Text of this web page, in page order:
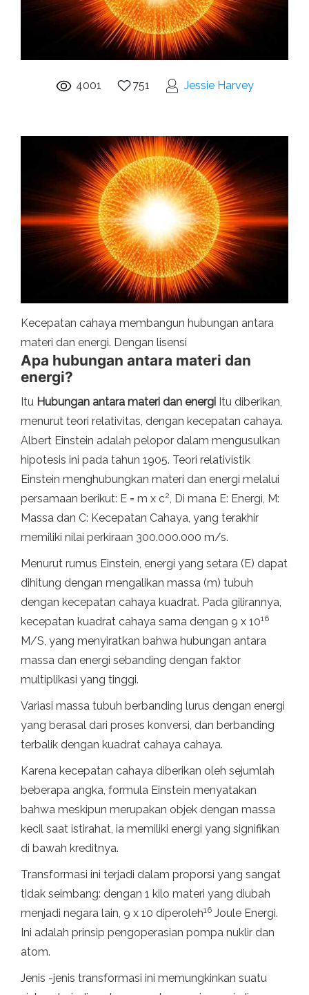
4001 751 Jessie Harvey
Kecepatan cahaya membangun hubungan antara
materi dan energi. Dengan lisensi
Apa hubungan antara materi dan
energi?
Itu Hubungan antara materi dan energi Itu diberikan,
menurut teori relativitas, dengan kecepatan cahaya.
Albert Einstein adalah pelopor dalam mengusulkan
hipotesis ini pada tahun 1905. Teori relativistik
Einstein menghubungkan materi dan energi melalui
persamaan berikut: E = m x c2, Di mana E: Energi, M:
Massa dan C: Kecepatan Cahaya, yang terakhir
memiliki nilai perkiraan 300.000.000 m/s.
Menurut rumus Einstein, energi yang setara (E) dapat
dihitung dengan mengalikan massa (m) tubuh
dengan kecepatan cahaya kuadrat. Pada gilirannya,
kecepatan kuadrat cahaya sama dengan 9 x 1016
M/S, yang menyiratkan bahwa hubungan antara
massa dan energi sebanding dengan faktor
multiplikasi yang tinggi.
Variasi massa tubuh berbanding lurus dengan energi
yang berasal dari proses konversi, dan berbanding
terbalik dengan kuadrat cahaya cahaya.
Karena kecepatan cahaya diberikan oleh sejumlah
beberapa angka, formula Einstein menyatakan
bahwa meskipun merupakan objek dengan massa
kecil saat istirahat, ia memiliki energi yang signifikan
di bawah kreditnya.
Transformasi ini terjadi dalam proporsi yang sangat
tidak seimbang: dengan 1 kilo materi yang diubah
menjadi negara lain, 9 x 10 diperoleh16 Joule Energi.
Ini adalah prinsip pengoperasian pompa nuklir dan
atom.
Jenis -jenis transformasi ini memungkinkan suatu